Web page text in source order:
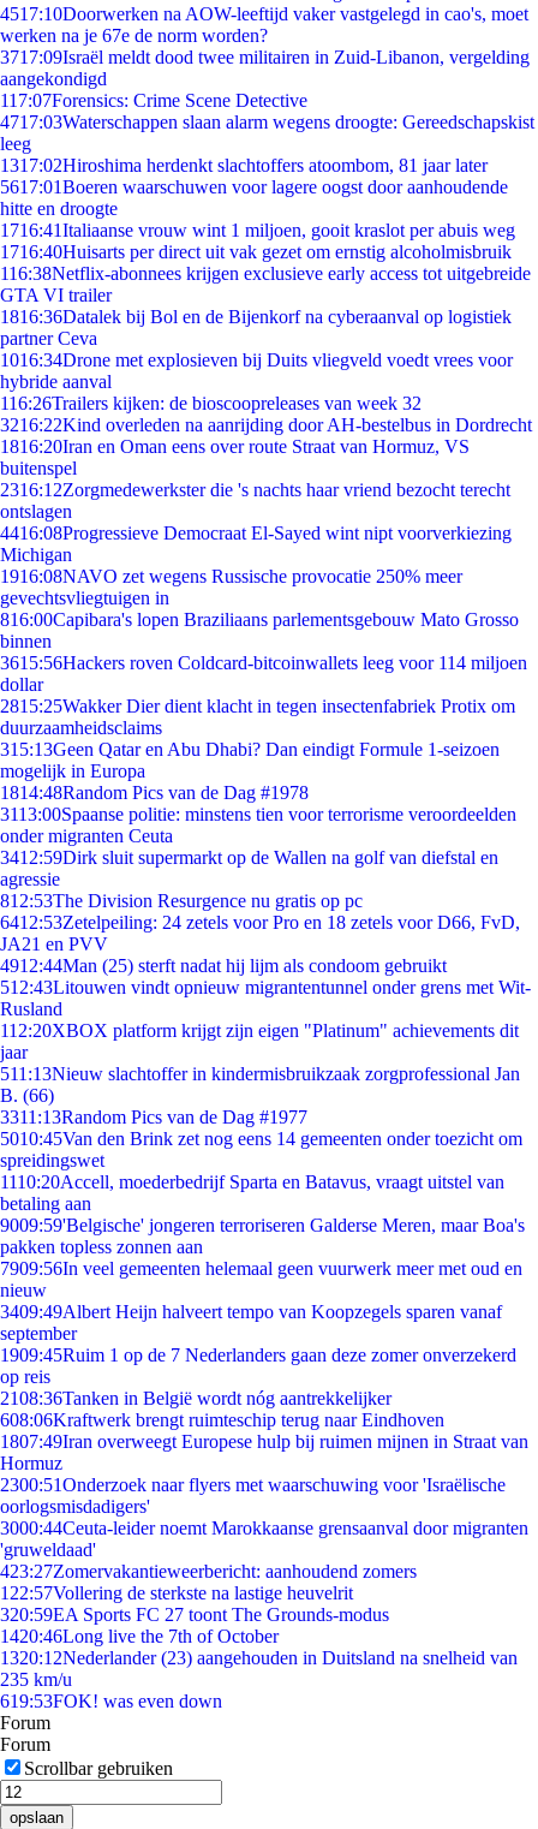
4517:10Doorwerken na AOW-leeftijd vaker vastgelegd in cao's, moet
werken na je 67e de norm worden?
3717:09Israël meldt dood twee militairen in Zuid-Libanon, vergelding
aangekondigd
117:07Forensics: Crime Scene Detective
4717:03Waterschappen slaan alarm wegens droogte: Gereedschapskist
leeg
1317:02Hiroshima herdenkt slachtoffers atoombom, 81 jaar later
5617:01Boeren waarschuwen voor lagere oogst door aanhoudende
hitte en droogte
1716:41Italiaanse vrouw wint 1 miljoen, gooit kraslot per abuis weg
1716:40Huisarts per direct uit vak gezet om ernstig alcoholmisbruik
116:38Netflix-abonnees krijgen exclusieve early access tot uitgebreide
GTA VI trailer
1816:36Datalek bij Bol en de Bijenkorf na cyberaanval op logistiek
partner Ceva
1016:34Drone met explosieven bij Duits vliegveld voedt vrees voor
hybride aanval
116:26Trailers kijken: de bioscoopreleases van week 32
3216:22Kind overleden na aanrijding door AH-bestelbus in Dordrecht
1816:20Iran en Oman eens over route Straat van Hormuz, VS
buitenspel
2316:12Zorgmedewerkster die 's nachts haar vriend bezocht terecht
ontslagen
4416:08Progressieve Democraat El-Sayed wint nipt voorverkiezing
Michigan
1916:08NAVO zet wegens Russische provocatie 250% meer
gevechtsvliegtuigen in
816:00Capibara's lopen Braziliaans parlementsgebouw Mato Grosso
binnen
3615:56Hackers roven Coldcard-bitcoinwallets leeg voor 114 miljoen
dollar
2815:25Wakker Dier dient klacht in tegen insectenfabriek Protix om
duurzaamheidsclaims
315:13Geen Qatar en Abu Dhabi? Dan eindigt Formule 1-seizoen
mogelijk in Europa
1814:48Random Pics van de Dag #1978
3113:00Spaanse politie: minstens tien voor terrorisme veroordeelden
onder migranten Ceuta
3412:59Dirk sluit supermarkt op de Wallen na golf van diefstal en
agressie
812:53The Division Resurgence nu gratis op pc
6412:53Zetelpeiling: 24 zetels voor Pro en 18 zetels voor D66, FvD,
JA21 en PVV
4912:44Man (25) sterft nadat hij lijm als condoom gebruikt
512:43Litouwen vindt opnieuw migrantentunnel onder grens met Wit-
Rusland
112:20XBOX platform krijgt zijn eigen "Platinum" achievements dit
jaar
511:13Nieuw slachtoffer in kindermisbruikzaak zorgprofessional Jan
B. (66)
3311:13Random Pics van de Dag #1977
5010:45Van den Brink zet nog eens 14 gemeenten onder toezicht om
spreidingswet
1110:20Accell, moederbedrijf Sparta en Batavus, vraagt uitstel van
betaling aan
9009:59'Belgische' jongeren terroriseren Galderse Meren, maar Boa's
pakken topless zonnen aan
7909:56In veel gemeenten helemaal geen vuurwerk meer met oud en
nieuw
3409:49Albert Heijn halveert tempo van Koopzegels sparen vanaf
september
1909:45Ruim 1 op de 7 Nederlanders gaan deze zomer onverzekerd
op reis
2108:36Tanken in België wordt nóg aantrekkelijker
608:06Kraftwerk brengt ruimteschip terug naar Eindhoven
1807:49Iran overweegt Europese hulp bij ruimen mijnen in Straat van
Hormuz
2300:51Onderzoek naar flyers met waarschuwing voor 'Israëlische
oorlogsmisdadigers'
3000:44Ceuta-leider noemt Marokkaanse grensaanval door migranten
'gruweldaad'
423:27Zomervakantieweerbericht: aanhoudend zomers
1 22:57Vollering de sterkste na lastige heuvelrit
320:59EA Sports FC 27 toont The Grounds-modus
1420:46Long live the 7th of October
1320:12Nederlander (23) aangehouden in Duitsland na snelheid van
235 km/u
619:53FOK! was even down
Forum
Forum
Scrollbar gebruiken
opslaan